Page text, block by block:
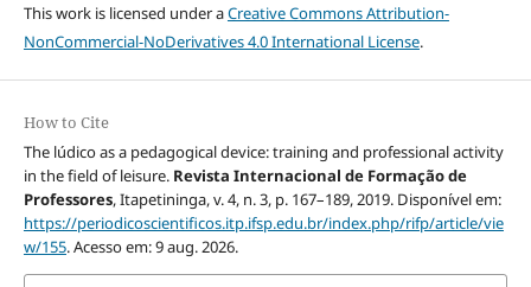
This work is licensed under aCreative Commons Attribution-
NonCommercial-NoDerivatives 4.0 International License.
How to Cite
The lúdico as a pedagogical device: training and professional activity
in the field of leisure. Revista Internacional de Formação de
Professores, Itapetininga, v. 4, n. 3, p. 167–189, 2019. Disponível em:
https://periodicoscientificos.itp.ifsp.edu.br/index.php/rifp/article/vie
w/155. Acesso em: 9 aug. 2026.